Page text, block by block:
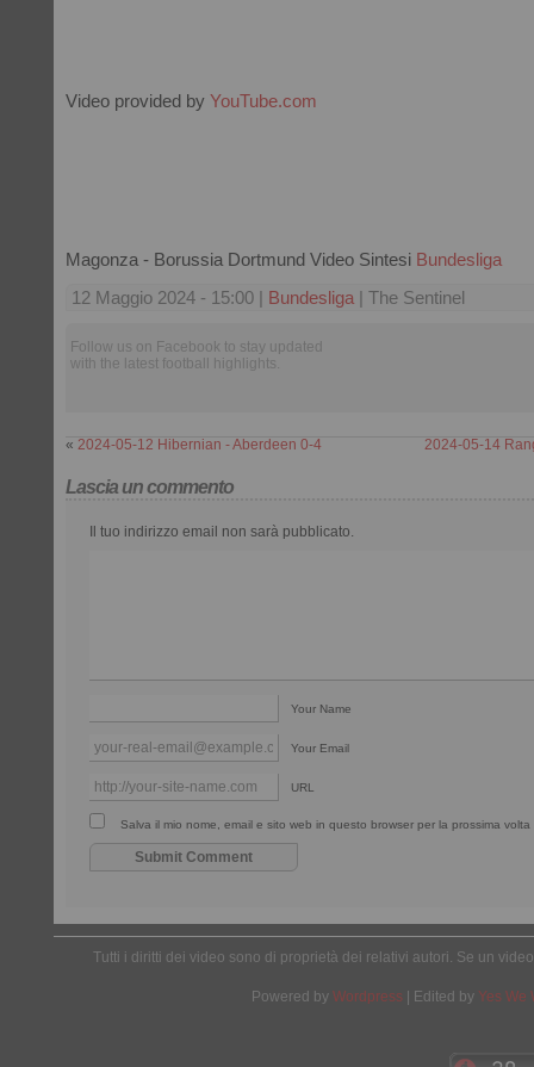
Video provided by YouTube.com
Magonza - Borussia Dortmund Video Sintesi Bundesliga
12 Maggio 2024 - 15:00 | Bundesliga | The Sentinel
Follow us on Facebook to stay updated
with the latest football highlights.
« 2024-05-12 Hibernian - Aberdeen 0-4 2024-05-14
Lascia un commento
Il tuo indirizzo email non sarà pubblicato.
Your Name
Your Email
URL
Salva il mio nome, email e sito web in questo browser per la prossima
Tutti i diritti dei video sono di proprietà dei relativi autori. Se un
Powered by Wordpress | Edited by Yes We